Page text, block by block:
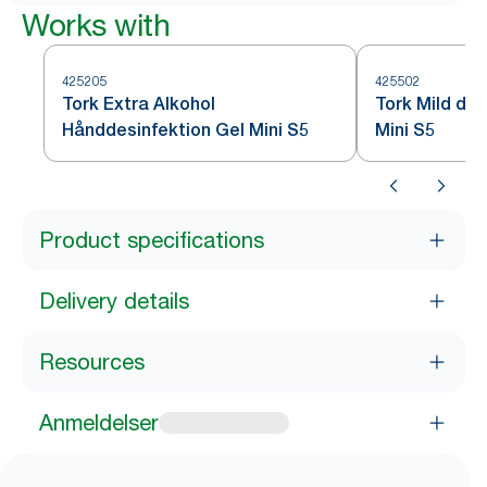
Works with
425205
Tork Extra Alkohol
Hånddesinfektion Gel Mini S5
425502
Tork Mild
Mini S5
Product specifications
Delivery details
Resources
Anmeldelser